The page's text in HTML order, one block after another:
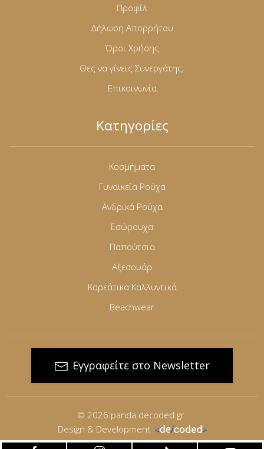
Προφίλ
Δήλωση Απορρήτου
Όροι Χρήσης
Θες να γίνεις Συνεργάτης;
Επικοινωνία
Κατηγορίες
Κοσμήματα
Γυναικεία Ρούχα
Ανδρικά Ρούχα
Εσώρουχα
Παπούτσια
Αξεσουάρ
Κορεάτικα Καλλυντικά
Beachwear
Εγγραφείτε στο Newsletter
© 2026 panda.decoded.gr
Design & Development